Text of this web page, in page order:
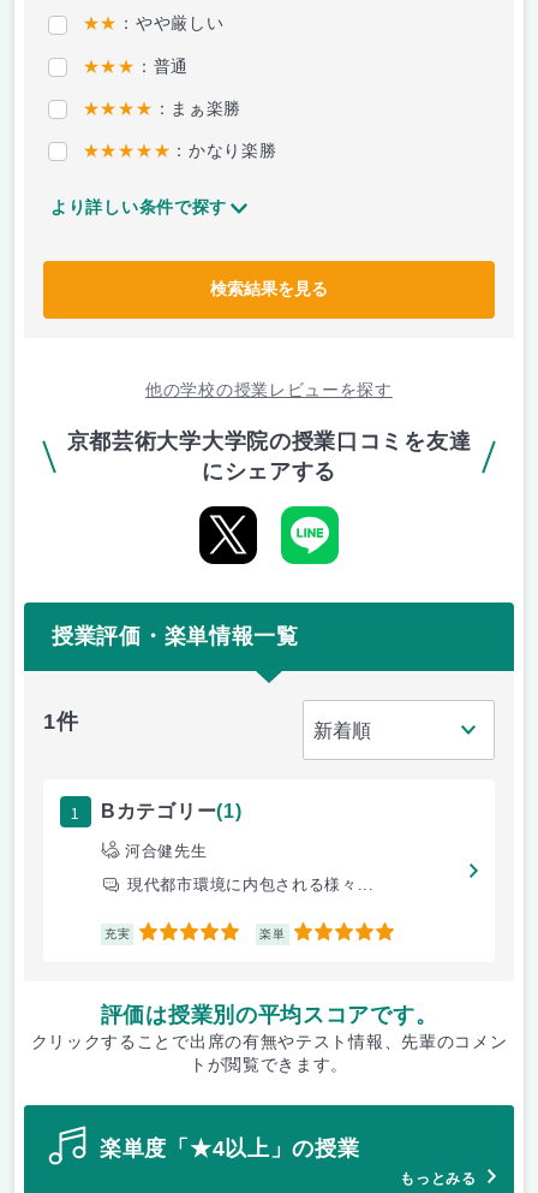
★★ ：やや厳しい
★★★ ：普通
★★★★ ：まぁ楽勝
★★★★★ ：かなり楽勝
より詳しい条件で探す
検索結果を見る
他の学校の授業レビューを探す
京都芸術大学大学院の授業口コミを友達
にシェアする
授業評価・楽単情報一覧
1件
1 Bカテゴリー(1)
河合健先生
現代都市環境に内包される様々...
充実 5 楽単 5
評価は授業別の平均スコアです。
クリックすることで出席の有無やテスト情報、先輩のコメン
トが閲覧できます。
楽単度「★4以上」の授業
もっとみる